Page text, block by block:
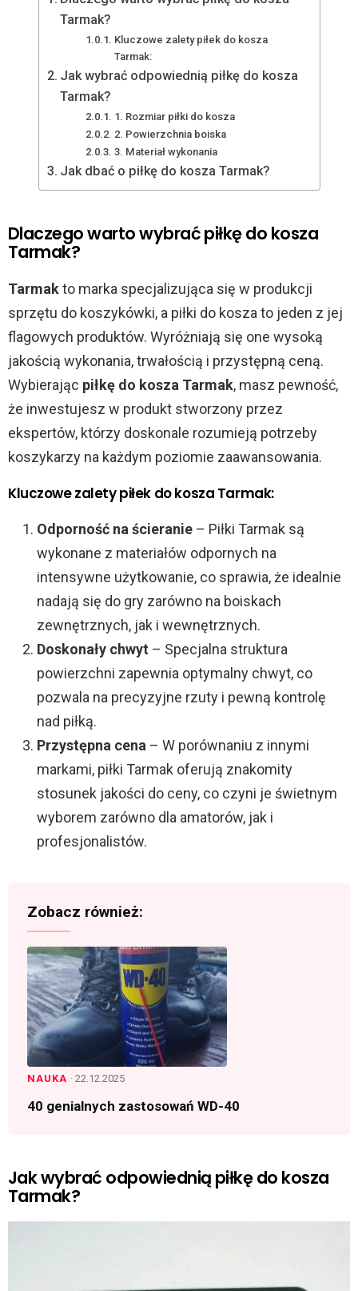
Tarmak?
Kluczowe zalety piłek do kosza
Tarmak:
Jak wybrać odpowiednią piłkę do kosza
Tarmak?
1. Rozmiar piłki do kosza
2. Powierzchnia boiska
3. Materiał wykonania
Jak dbać o piłkę do kosza Tarmak?
Dlaczego warto wybrać piłkę do kosza
Tarmak?
Tarmakto marka specjalizująca się w produkcji
sprzętu do koszykówki, a piłki do kosza to jeden z jej
flagowych produktów. Wyróżniają się one wysoką
jakością wykonania, trwałością i przystępną ceną.
Wybierając piłkę do kosza Tarmak, masz pewność,
że inwestujesz w produkt stworzony przez
ekspertów, którzy doskonale rozumieją potrzeby
koszykarzy na każdym poziomie zaawansowania.
Kluczowe zalety piłek do kosza Tarmak:
Odporność na ścieranie – Piłki Tarmak są
wykonane z materiałów odpornych na
intensywne użytkowanie, co sprawia, że idealnie
nadają się do gry zarówno na boiskach
zewnętrznych, jak i wewnętrznych.
Doskonały chwyt – Specjalna struktura
powierzchni zapewnia optymalny chwyt, co
pozwala na precyzyjne rzuty i pewną kontrolę
nad piłką.
Przystępna cena – W porównaniu z innymi
markami, piłki Tarmak oferują znakomity
stosunek jakości do ceny, co czyni je świetnym
wyborem zarówno dla amatorów, jak i
profesjonalistów.
Zobacz również:
NAUKA · 22.12.2025
40 genialnych zastosowań WD-40
Jak wybrać odpowiednią piłkę do kosza
Tarmak?